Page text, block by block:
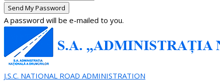
A password will be e-mailed to you.
J.S.C. NATIONAL ROAD ADMINISTRATION